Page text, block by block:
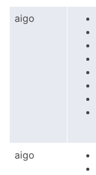
aigo
aigo